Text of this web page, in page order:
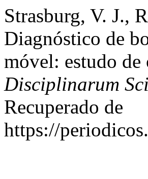
Strasburg, V. J.,
Diagnóstico de
móvel: estudo de
Disciplinarum
Recuperado de
https://